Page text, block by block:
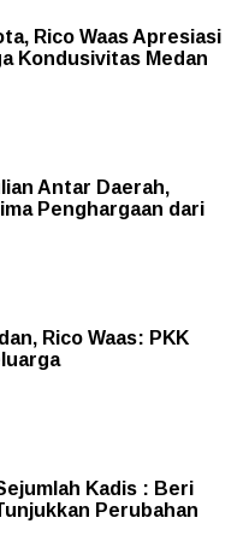
Rico Waas Apresiasi
Kondusivitas Medan
Antar Daerah,
Penghargaan dari
Rico Waas: PKK
Kadis : Beri
Perubahan